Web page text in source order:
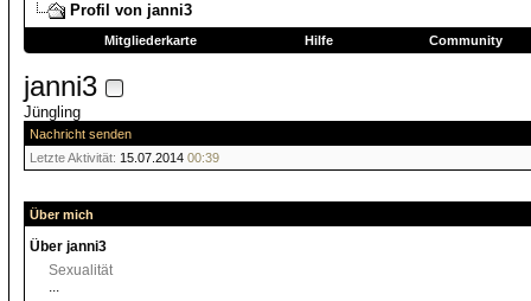
Profil von janni3
Mitgliederkarte Hilfe Community
janni3
Jüngling
Nachricht senden
Letzte Aktivität: 15.07.2014 00:39
Über mich
Über janni3
Sexualität
...